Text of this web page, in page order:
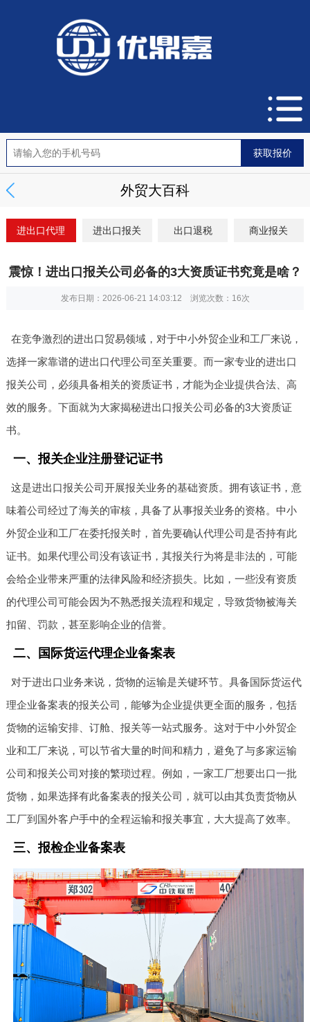
外贸大百科
进出口代理 进出口报关 出口退税 商业报关
震惊！进出口报关公司必备的3大资质证书究竟是啥？
发布日期：2026-06-21 14:03:12 浏览次数： 16次
在竞争激烈的进出口贸易领域，对于中小外贸企业和工厂来说，
选择一家靠谱的进出口代理公司至关重要。而一家专业的进出口
报关公司，必须具备相关的资质证书，才能为企业提供合法、高
效的服务。下面就为大家揭秘进出口报关公司必备的3大资质证
书。
一、报关企业注册登记证书
这是进出口报关公司开展报关业务的基础资质。拥有该证书，意
味着公司经过了海关的审核，具备了从事报关业务的资格。中小
外贸企业和工厂在委托报关时，首先要确认代理公司是否持有此
证书。如果代理公司没有该证书，其报关行为将是非法的，可能
会给企业带来严重的法律风险和经济损失。比如，一些没有资质
的代理公司可能会因为不熟悉报关流程和规定，导致货物被海关
扣留、罚款，甚至影响企业的信誉。
二、国际货运代理企业备案表
对于进出口业务来说，货物的运输是关键环节。具备国际货运代
理企业备案表的报关公司，能够为企业提供更全面的服务，包括
货物的运输安排、订舱、报关等一站式服务。这对于中小外贸企
业和工厂来说，可以节省大量的时间和精力，避免了与多家运输
公司和报关公司对接的繁琐过程。例如，一家工厂想要出口一批
货物，如果选择有此备案表的报关公司，就可以由其负责货物从
工厂到国外客户手中的全程运输和报关事宜，大大提高了效率。
三、报检企业备案表